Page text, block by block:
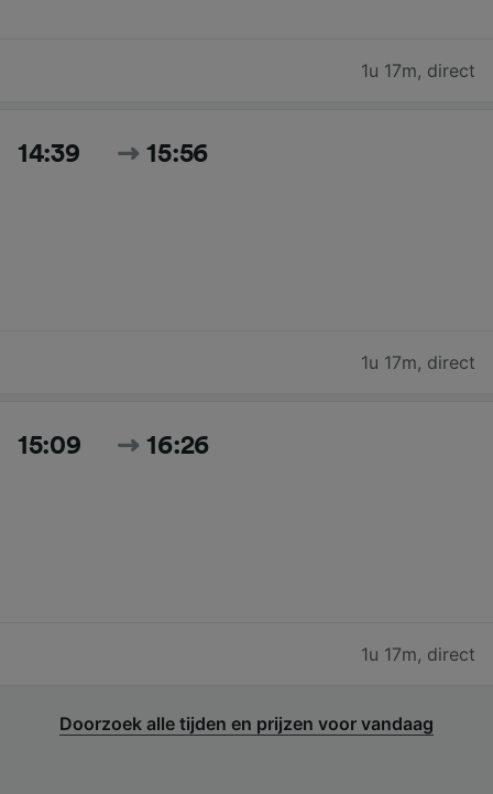
1u 17m, direct
14:39 15:56
1u 17m, direct
15:09 16:26
1u 17m, direct
Doorzoek alle tijden en prijzen voor vandaag